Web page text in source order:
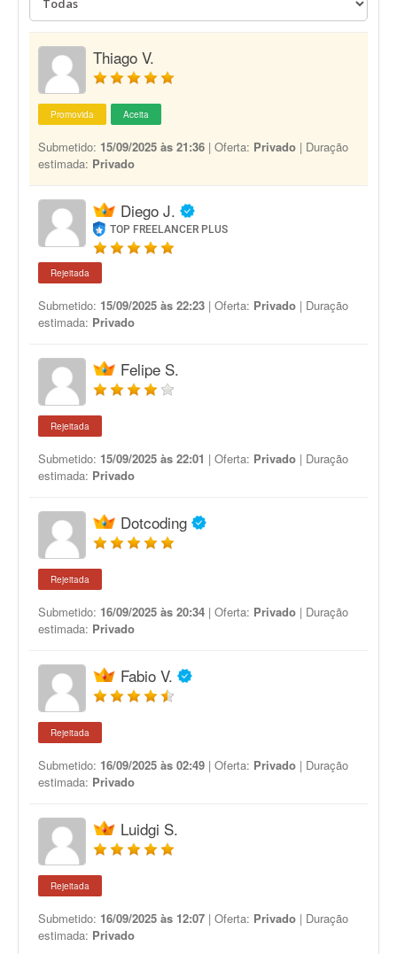
Thiago V.
Promovida Aceita
Submetido: 15/09/2025 às 21:36 | Oferta: Privado | Duração
estimada: Privado
Diego J.
TOP FREELANCER PLUS
Rejeitada
Submetido: 15/09/2025 às 22:23 | Oferta: Privado | Duração
estimada: Privado
Felipe S.
Rejeitada
Submetido: 15/09/2025 às 22:01 | Oferta: Privado | Duração
estimada: Privado
Dotcoding
Rejeitada
Submetido: 16/09/2025 às 20:34 | Oferta: Privado | Duração
estimada: Privado
Fabio V.
Rejeitada
Submetido: 16/09/2025 às 02:49 | Oferta: Privado | Duração
estimada: Privado
Luidgi S.
Rejeitada
Submetido: 16/09/2025 às 12:07 | Oferta: Privado | Duração
estimada: Privado